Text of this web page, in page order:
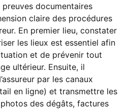
documentaires
claire des procédures
En premier lieu, constater
les lieux est essentiel afin
et de prévenir tout
ultérieur. Ensuite, il
par les canaux
en ligne) et transmettre les
des dégâts, factures